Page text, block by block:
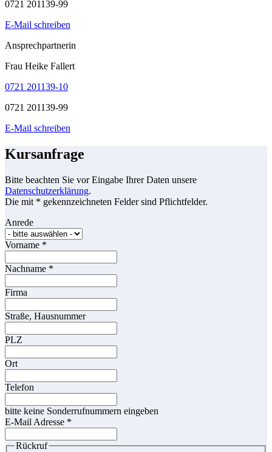
0721 201139-99
E-Mail schreiben
Ansprechpartnerin
Frau Heike Fallert
0721 201139-10
0721 201139-99
E-Mail schreiben
Kursanfrage
Bitte beachten Sie vor Eingabe Ihrer Daten unsere
Datenschutzerklärung.
Die mit * gekennzeichneten Felder sind Pflichtfelder.
Anrede
Vorname *
Nachname *
Firma
Straße, Hausnummer
PLZ
Ort
Telefon
bitte keine Sonderrufnummern eingeben
E-Mail Adresse *
Rückruf